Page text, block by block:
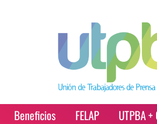
Beneficios FELAP UTPBA +